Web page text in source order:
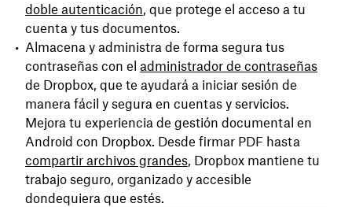
doble autenticación, que protege el acceso a tu
cuenta y tus documentos.
Almacena y administra de forma segura tus
contraseñas con el administrador de contraseñas
de Dropbox, que te ayudará a iniciar sesión de
manera fácil y segura en cuentas y servicios.
Mejora tu experiencia de gestión documental en
Android con Dropbox. Desde firmar PDF hasta
compartir archivos grandes, Dropbox mantiene tu
trabajo seguro, organizado y accesible
dondequiera que estés.